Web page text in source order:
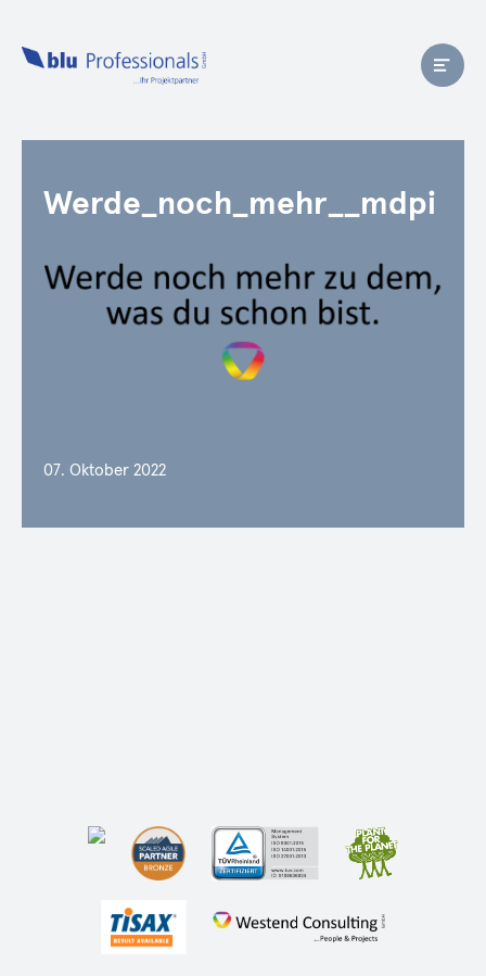
Werde_noch_mehr__mdpi
07. Oktober 2022